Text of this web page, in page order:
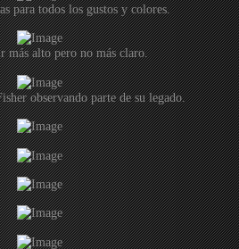
para todos los gustos y colores.
más alto pero no más claro.
observando parte de su legado.